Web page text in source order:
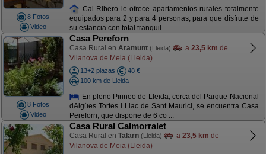
8 Fotos
Video
Cal Ribero le ofrece apartamentos rurales totalmente
equipados para 2 y para 4 personas, para que disfrute de
su estancia con total tranquil ...
8 Fotos
Video
Casa Pereforn
Casa Rural en Aramunt (Lleida) a 23,5 km de
Vilanova de Meia (Lleida)
13+2 plazas
48 €
100 km de Lleida
En pleno Pirineo de Lleida, cerca del Parque Nacional
dAigües Tortes i Llac de Sant Maurici, se encuentra Casa
Pereforn, que dispone de 6 co ...
Casa Rural Calmorralet
Casa Rural en Talarn (Lleida) a 23,5 km de
Vilanova de Meia (Lleida)